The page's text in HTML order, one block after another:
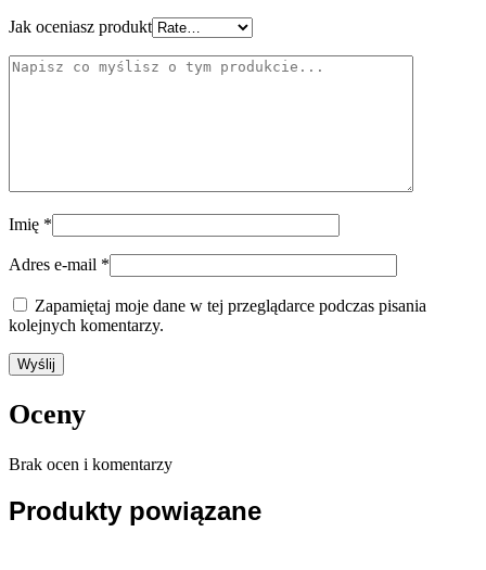
Jak oceniasz produkt
Imię *
Adres e-mail *
Zapamiętaj moje dane w tej przeglądarce podczas pisania
kolejnych komentarzy.
Oceny
Brak ocen i komentarzy
Produkty powiązane